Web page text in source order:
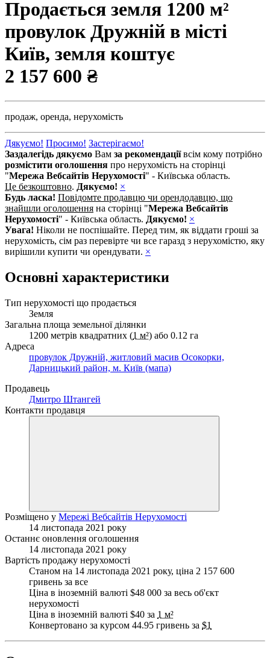
Продається земля 1200 м²
провулок Дружній в місті
Київ, земля коштує
2 157 600 ₴
продаж, оренда, нерухомість
Дякуємо! Просимо! Застерігаємо!
Заздалегідь дякуємо Вам за рекомендаціївсім кому потрібно
розмістити оголошення про нерухомість на сторінці
"Мережа Вебсайтів Нерухомості" - Київська область.
Це безкоштовно. Дякуємо! ×
Будь ласка! Повідомте продавцю чи орендодавцю, що
знайшли оголошення на сторінці "Мережа Вебсайтів
Нерухомості" - Київська область. Дякуємо! ×
Увага! Ніколи не поспішайте. Перед тим, як віддати гроші за
нерухомість, сім раз перевірте чи все гаразд з нерухомістю, яку
вирішили купити чи орендувати. ×
Основні характеристики
Тип нерухомості що продається
Земля
Загальна площа земельної ділянки
1200 метрів квадратних (1 м²) або 0.12 га
Адреса
провулок Дружній, житловий масив Осокорки,
Дарницький район, м. Київ (мапа)
Продавець
Дмитро Штангей
Контакти продавця
Розміщено у Мережі Вебсайтів Нерухомості
14 листопада 2021 року
Останнє оновлення оголошення
14 листопада 2021 року
Вартість продажу нерухомості
Станом на 14 листопада 2021 року, ціна 2 157 600
гривень за все
Ціна в іноземній валюті $48 000 за весь об'єкт
нерухомості
Ціна в іноземній валюті $40 за 1 м²
Конвертовано за курсом 44.95 гривень за $1